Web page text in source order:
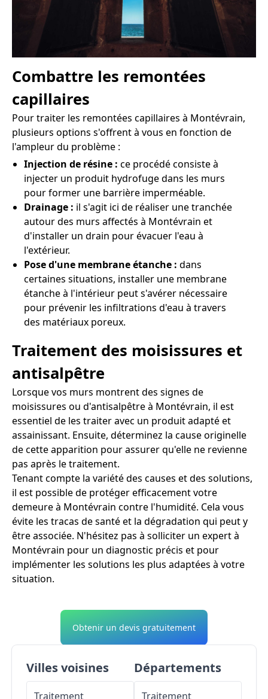
Combattre les remontées
capillaires
Pour traiter les remontées capillaires à Montévrain,
plusieurs options s'offrent à vous en fonction de
l'ampleur du problème :
Injection de résine : ce procédé consiste à
injecter un produit hydrofuge dans les murs
pour former une barrière imperméable.
Drainage : il s'agit ici de réaliser une tranchée
autour des murs affectés à Montévrain et
d'installer un drain pour évacuer l'eau à
l'extérieur.
Pose d'une membrane étanche : dans
certaines situations, installer une membrane
étanche à l'intérieur peut s'avérer nécessaire
pour prévenir les infiltrations d'eau à travers
des matériaux poreux.
Traitement des moisissures et
antisalpêtre
Lorsque vos murs montrent des signes de
moisissures ou d'antisalpêtre à Montévrain, il est
essentiel de les traiter avec un produit adapté et
assainissant. Ensuite, déterminez la cause originelle
de cette apparition pour assurer qu'elle ne revienne
pas après le traitement.
Tenant compte la variété des causes et des solutions,
il est possible de protéger efficacement votre
demeure à Montévrain contre l'humidité. Cela vous
évite les tracas de santé et la dégradation qui peut y
être associée. N'hésitez pas à solliciter un expert à
Montévrain pour un diagnostic précis et pour
implémenter les solutions les plus adaptées à votre
situation.
Obtenir un devis gratuitement
Villes voisines
Traitement
Départements
Traitement